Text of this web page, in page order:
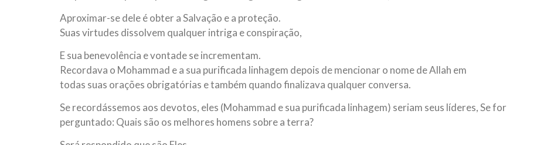
Aproximar-se dele é obter a Salvação e a proteção.
Suas virtudes dissolvem qualquer intriga e conspiração,
E sua benevolência e vontade se incrementam.
Recordava o Mohammad e a sua purificada linhagem depois de mencionar o nome de Allah em
todas suas orações obrigatórias e também quando finalizava qualquer conversa.
Se recordássemos aos devotos, eles (Mohammad e sua purificada linhagem) seriam seus líderes, Se for
perguntado: Quais são os melhores homens sobre a terra?